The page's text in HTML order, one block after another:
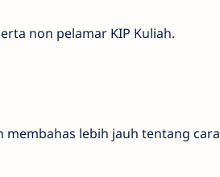
non pelamar KIP Kuliah.
membahas lebih jauh tentang cara